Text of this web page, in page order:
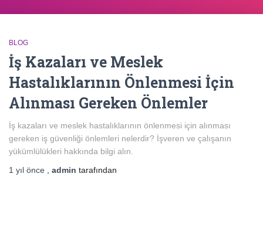
BLOG
İş Kazaları ve Meslek
Hastalıklarının Önlenmesi İçin
Alınması Gereken Önlemler
İş kazaları ve meslek hastalıklarının önlenmesi için alınması
gereken iş güvenliği önlemleri nelerdir? İşveren ve çalışanın
yükümlülükleri hakkında bilgi alın.
1 yıl önce admin tarafından